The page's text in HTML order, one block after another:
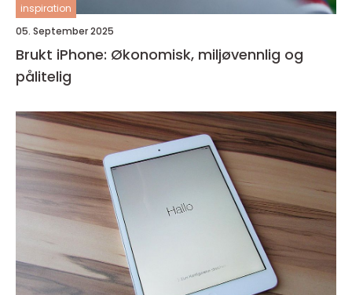
inspiration
05. September 2025
Brukt iPhone: Økonomisk, miljøvennlig og
pålitelig